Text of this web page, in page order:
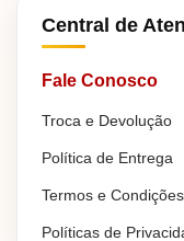
Central de
Fale Conosco
Troca e Devolução
Política de Entrega
Termos e
Políticas de